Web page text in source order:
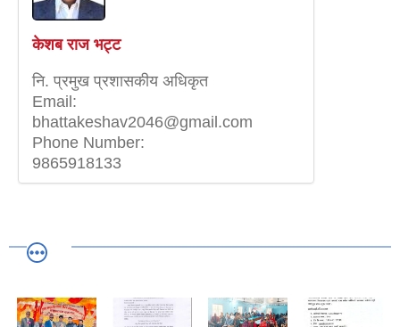
केशब राज भट्ट
नि‍. प्रमुख प्रशासकीय अधिकृत
Email:
bhattakeshav2046@gmail.com
Phone Number:
9865918133